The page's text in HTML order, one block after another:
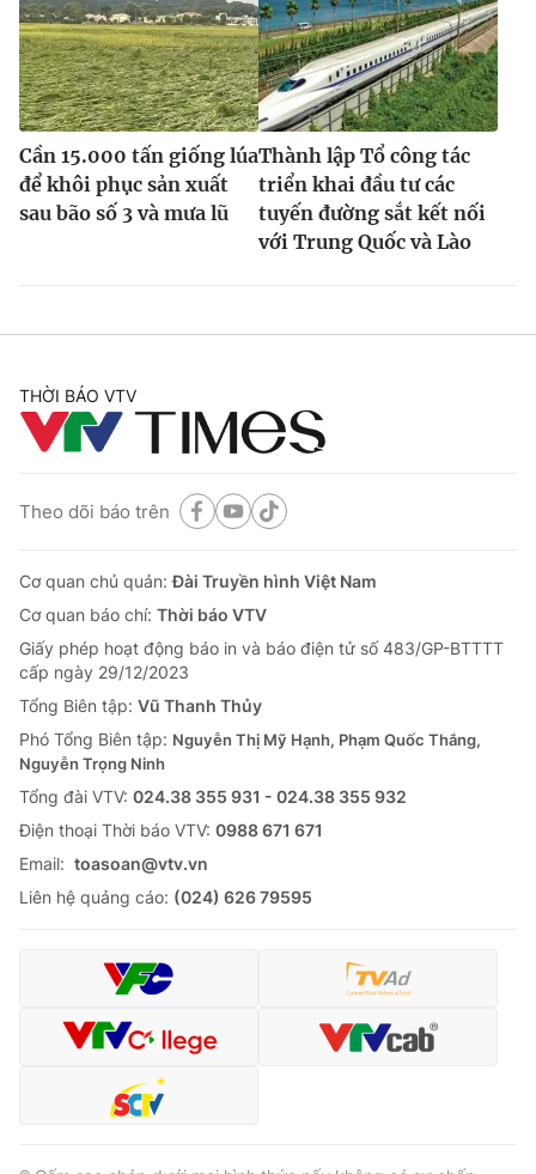
Cần 15.000 tấn giống lúa
để khôi phục sản xuất
sau bão số 3 và mưa lũ
Thành lập Tổ công tác
triển khai đầu tư các
tuyến đường sắt kết nối
với Trung Quốc và Lào
THỜI BÁO VTV
Theo dõi báo trên
Cơ quan chủ quản:Đài Truyền hình Việt Nam
Cơ quan báo chí: Thời báo VTV
Giấy phép hoạt động báo in và báo điện tử số 483/GP-BTTTT
cấp ngày 29/12/2023
Tổng Biên tập: Vũ Thanh Thủy
Phó Tổng Biên tập: Nguyễn Thị Mỹ Hạnh, Phạm Quốc Thắng,
Nguyễn Trọng Ninh
Tổng đài VTV: 024.38 355 931 - 024.38 355 932
Ðiện thoại Thời báo VTV: 0988 671 671
Email: toasoan@vtv.vn
Liên hệ quảng cáo: (024) 626 79595